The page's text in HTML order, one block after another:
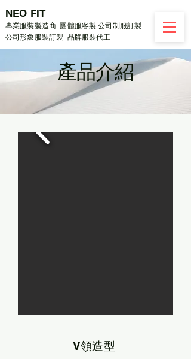
NEO FIT
專業服裝製造商 團體服客製 公司制服訂製
公司形象服裝訂製 品牌服裝代工
​產品介紹
V領造型